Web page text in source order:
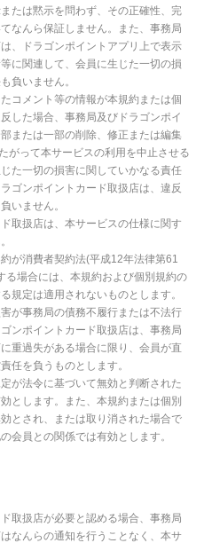
たは黙示を問わず、その正確性、完
なんら保証しません。また、事務局
、ドラゴンポイントアプリ上で表示
に関連して、会員に生じた一切の損
負いません。
コメント等の情報が本規約または個
した場合、事務局及びドラゴンポイ
または一部の削除、修正または編集
がって本サービスの利用を中止させる
た一切の損害に関していかなる責任
ゴンポイントカード取扱店は、違反
いません。
取扱店は、本サービスの仕様に関す
が消費者契約法(平成12年法律第61
場合には、本規約および個別規約の
規定は適用されないものとします。
が事務局の債務不履行または不法行
ンポイントカード取扱店は、事務局
重過失がある場合に限り、会員が直
任を負うものとします。
が法令に基づいて無効と判断された
とします。また、本規約または個別
とされ、または取り消された場合で
会員との関係では有効とします。
取扱店が必要と認める場合、事務局
なんらの通知を行うことなく、本サ